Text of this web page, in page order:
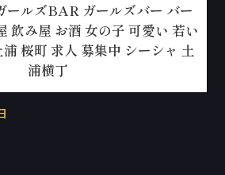
ルズBAR ガールズバー バー
飲み屋 お酒 女の子 可愛い 若い
桜町 求人 募集中 シーシャ 土
浦横丁